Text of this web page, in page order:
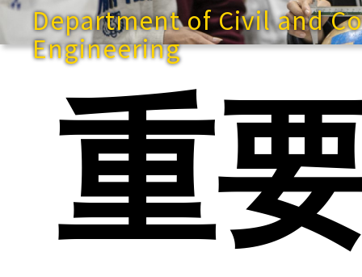
快
Department of Civil and
Engineering
重